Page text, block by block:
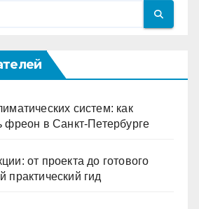
систем: как
фреон в Санкт-Петербурге
от проекта до готового
практический гид